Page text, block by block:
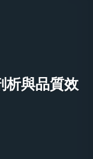
析與品質效